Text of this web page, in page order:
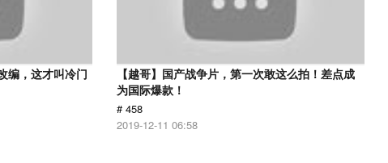
编，这才叫冷门
【越哥】国产战争片，第一次敢这么拍！差点成
为国际爆款！
# 458
2019-12-11 06:58